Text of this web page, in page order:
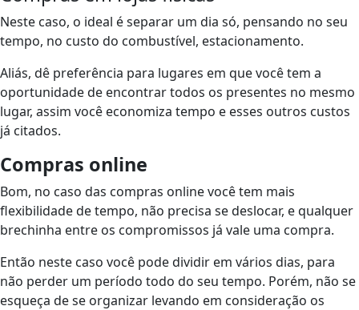
Neste caso, o ideal é separar um dia só, pensando no seu
tempo, no custo do combustível, estacionamento.
Aliás, dê preferência para lugares em que você tem a
oportunidade de encontrar todos os presentes no mesmo
lugar, assim você economiza tempo e esses outros custos
já citados.
Compras online
Bom, no caso das compras online você tem mais
flexibilidade de tempo, não precisa se deslocar, e qualquer
brechinha entre os compromissos já vale uma compra.
Então neste caso você pode dividir em vários dias, para
não perder um período todo do seu tempo. Porém, não se
esqueça de se organizar levando em consideração os